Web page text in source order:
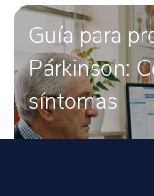
Guía para
Párkinson:
síntomas